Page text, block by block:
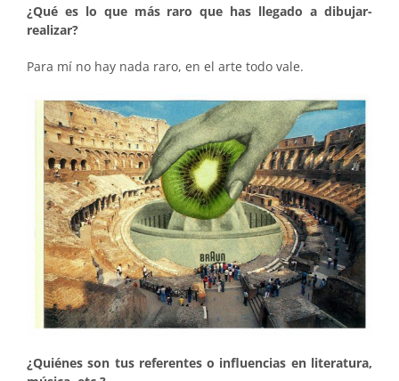
¿Qué es lo que más raro que has llegado a dibujar-
realizar?
Para mí no hay nada raro, en el arte todo vale.
¿Quiénes son tus referentes o influencias en literatura,